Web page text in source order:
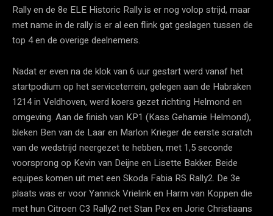
Rally en de 8e ELE Historic Rally is er nog volop strijd, maar
met name in de rally is er al een flink gat geslagen tussen de
top 4 en de overige deelnemers.
Nadat er even na de klok van 6 uur gestart werd vanaf het
startpodium op het serviceterrein, gelegen aan de Habraken
1214 in Veldhoven, werd koers gezet richting Helmond en
omgeving. Aan de finish van KP1 (Kass Gehamie Helmond),
bleken Ben van de Laar en Marlon Krieger de eerste scratch
van de wedstrijd neergezet te hebben, met 1,5 seconde
voorsprong op Kevin van Deijne en Lisette Bakker. Beide
equipes komen uit met een Skoda Fabia RS Rally2. De 3e
plaats was er voor Yannick Vrielink en Harm van Koppen die
met hun Citroen C3 Rally2 net Stan Pex en Jorie Christiaans